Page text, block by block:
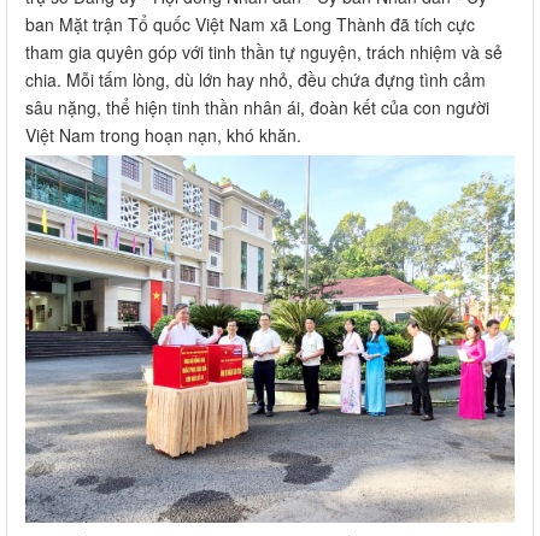
Các đồng chí lãnh đạo, cán bộ, công chức của xã Long Thành thực
hiện quyên góp ủng hộ
Thông qua đợt phát động, Ủy ban Mặt trận Tổ quốc Việt
Nam xã Long Thành mong muốn lan tỏa rộng rãi tinh thần nhân
văn, trách nhiệm xã hội, góp phần củng cố khối đại đoàn kết